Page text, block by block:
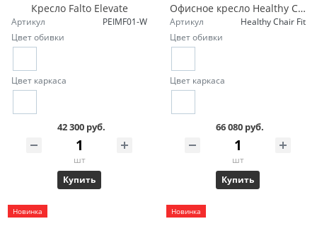
Кресло Falto Elevate
Артикул
PEIMF01-W
Цвет обивки
Цвет каркаса
42 300 руб.
шт
Купить
Офисное кресло Healthy Chair Fit с подножкой
Артикул
Healthy Chair Fit
Цвет обивки
Цвет каркаса
66 080 руб.
шт
Купить
Новинка Новинка